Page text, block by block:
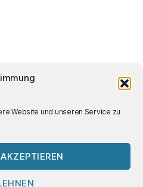
Website und unseren Service zu
ist sofern nicht
unter einer
Creative